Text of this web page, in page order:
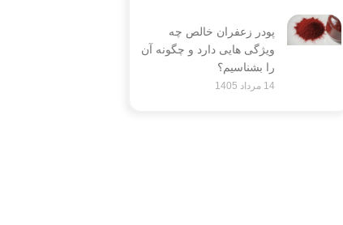
پودر زعفران خالص چه
ویژگی هایی دارد و چگونه آن
را بشناسیم؟
14 مرداد 1405